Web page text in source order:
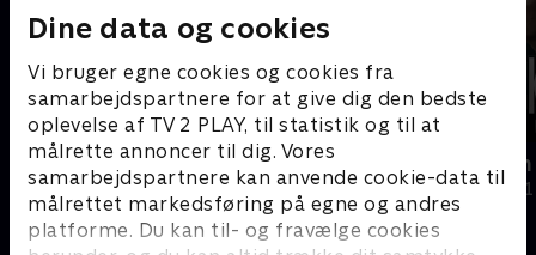
Dine data og cookies
Vi bruger egne cookies og cookies fra
samarbejdspartnere for at give dig den bedste
oplevelse af TV 2 PLAY, til statistik og til at
målrette annoncer til dig. Vores
samarbejdspartnere kan anvende cookie-data til
målrettet markedsføring på egne og andres
platforme. Du kan til- og fravælge cookies
Jens på livsfarlige piller
Dokumentar • 1 sæsoner Dokumentar •